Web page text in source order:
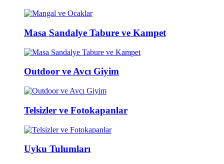
Masa Sandalye Tabure ve Kampet
Outdoor ve Avcı Giyim
Telsizler ve Fotokapanlar
Uyku Tulumları